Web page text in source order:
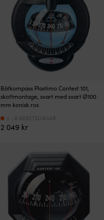
Båtkompass Plastimo Contest 101,
skottmontage, svart med svart Ø100
mm konisk ros
2 049 kr
3 - 6 ARBETSDAGAR